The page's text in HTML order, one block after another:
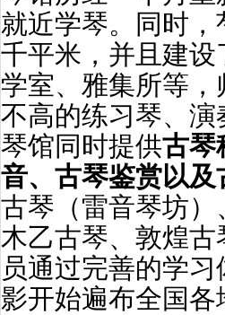
就近学琴。同时
千平米，并且建
学室、雅集所等
不高的练习琴、
琴馆同时提供古琴
音、古琴鉴赏以及
古琴（雷音琴坊
木乙古琴、敦煌
员通过完善的学
影开始遍布全国